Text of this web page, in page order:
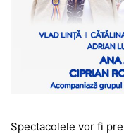
Spectacolele vor fi